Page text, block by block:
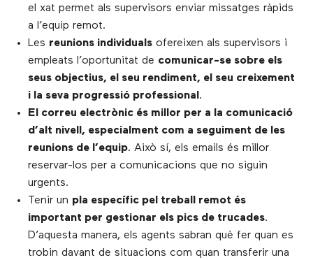
el xat permet als supervisors enviar missatges ràpids
a l’equip remot.
Les reunions individuals ofereixen als supervisors i
empleats l’oportunitat de comunicar-se sobre els
seus objectius, el seu rendiment, el seu creixement
i la seva progressió professional .
El correu electrònic és millor per a la comunicació
d’alt nivell, especialment com a seguiment de les
reunions de l’equip. Això sí, els emails és millor
reservar-los per a comunicacions que no siguin
urgents.
Tenir un pla específic pel treball remot és
important per gestionar els pics de trucades.
D’aquesta manera, els agents sabran què fer quan es
trobin davant de situacions com quan transferir una